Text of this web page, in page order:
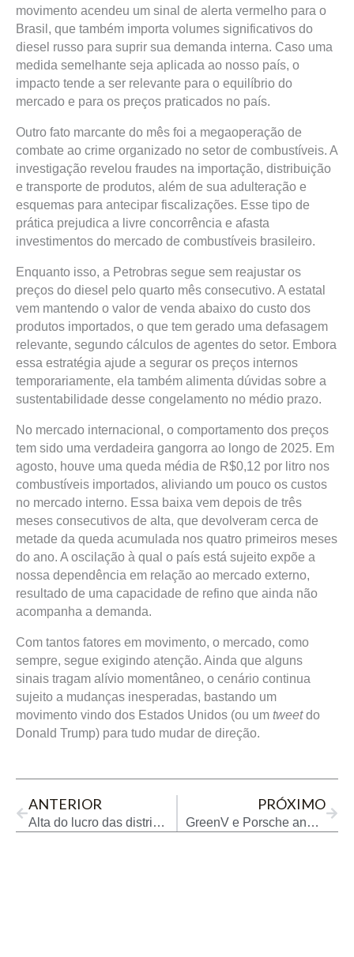
movimento acendeu um sinal de alerta vermelho para o
Brasil, que também importa volumes significativos do
diesel russo para suprir sua demanda interna. Caso uma
medida semelhante seja aplicada ao nosso país, o
impacto tende a ser relevante para o equilíbrio do
mercado e para os preços praticados no país.
Outro fato marcante do mês foi a megaoperação de
combate ao crime organizado no setor de combustíveis. A
investigação revelou fraudes na importação, distribuição
e transporte de produtos, além de sua adulteração e
esquemas para antecipar fiscalizações. Esse tipo de
prática prejudica a livre concorrência e afasta
investimentos do mercado de combustíveis brasileiro.
Enquanto isso, a Petrobras segue sem reajustar os
preços do diesel pelo quarto mês consecutivo. A estatal
vem mantendo o valor de venda abaixo do custo dos
produtos importados, o que tem gerado uma defasagem
relevante, segundo cálculos de agentes do setor. Embora
essa estratégia ajude a segurar os preços internos
temporariamente, ela também alimenta dúvidas sobre a
sustentabilidade desse congelamento no médio prazo.
No mercado internacional, o comportamento dos preços
tem sido uma verdadeira gangorra ao longo de 2025. Em
agosto, houve uma queda média de R$0,12 por litro nos
combustíveis importados, aliviando um pouco os custos
no mercado interno. Essa baixa vem depois de três
meses consecutivos de alta, que devolveram cerca de
metade da queda acumulada nos quatro primeiros meses
do ano. A oscilação à qual o país está sujeito expõe a
nossa dependência em relação ao mercado externo,
resultado de uma capacidade de refino que ainda não
acompanha a demanda.
Com tantos fatores em movimento, o mercado, como
sempre, segue exigindo atenção. Ainda que alguns
sinais tragam alívio momentâneo, o cenário continua
sujeito a mudanças inesperadas, bastando um
movimento vindo dos Estados Unidos (ou um tweetdo
Donald Trump) para tudo mudar de direção.
ANTERIOR
Alta do lucro das distribuidoras impede redução no preço da gasolina
PRÓXIMO
GreenV e Porsche anunciam investimento de R$ 70 milhões em rede de carregadores ultrarrápidos